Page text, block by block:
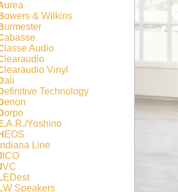
Aurea
Bowers & Wilkins
Burmester
Cabasse
Classe Audio
Clearaudio
Clearaudio Vinyl
Dali
Definitive Technology
Denon
Dorpo
E.A.R./Yoshino
HEOS
Indiana Line
JICO
JVC
LEDest
LW Speakers